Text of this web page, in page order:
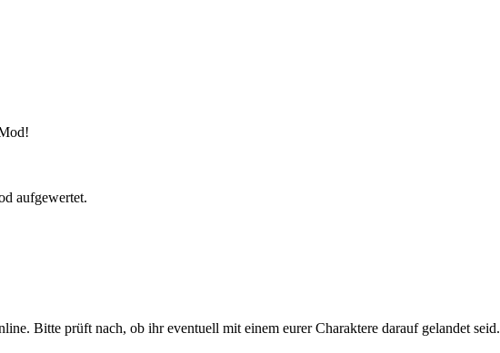
aufgewertet.
Bitte prüft nach, ob ihr eventuell mit einem eurer Charaktere darauf gelandet seid.